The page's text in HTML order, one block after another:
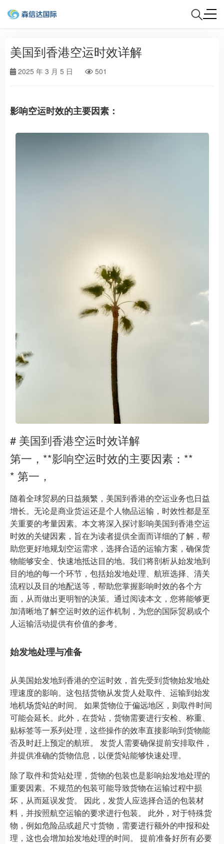
美国到香港空运时效详解
2025 年 3 月 5 日 501
影响空运时效的主要因素：
# 美国到香港空运时效详解
第一，**影响空运时效的主要因素：**
* 第一，
随着全球贸易的日益频繁，美国到香港的空运业务也日益
增长。无论是商业货运还是个人物品运输，时效性都是至
关重要的考量因素。本文将深入探讨影响美国到香港空运
时效的关键因素，旨在为读者提供全面而详细的了解，帮
助您更好地规划空运需求，选择合适的运输方案，确保货
物能够安全、快速地抵达目的地。我们将剖析从始发地到
目的地的每一个环节，包括始发地处理、航班选择、清关
流程以及目的地配送等，帮助您掌握影响时效的各个方
面，从而做出更明智的决策。通过阅读本文，您将能够更
加清晰地了解空运时效的运作机制，为您的国际贸易或个
人运输活动提供有价值的参考。
始发地处理与准备
从美国始发地到香港的空运时效，首先受到货物始发地处
理速度的影响。这包括货物从发货人处取件、运输到始发
地机场货站的时间。 如果货物位于偏远地区，则取件时间
可能会延长。此外，在货站，货物需要进行安检、称重、
贴标签等一系列处理，这些操作的效率直接影响到货物能
否及时赶上预定的航班。 发货人需要确保提前安排取件，
并提供准确的货物信息，以便货站能够快速处理。
除了取件和货站处理，货物的包装也是影响始发地处理的
重要因素。不规范的包装可能导致货物在运输过程中损
坏，从而延误发货。 因此，发货人应选择合适的包装材
料，并按照航空运输的要求进行包装。 此外，对于特殊货
物，例如危险品或超尺寸货物，需要进行额外的申报和处
理，这也会增加始发地处理的时间。 提前准备好所有必要